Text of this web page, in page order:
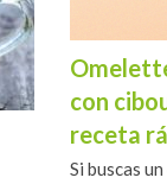
Omelet
con
receta
Si buscas